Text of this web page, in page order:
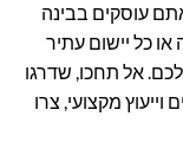
עוסקים בבינה
או כל יישום עתיר
אל תחכו, שדרגו
מקצועי, צרו